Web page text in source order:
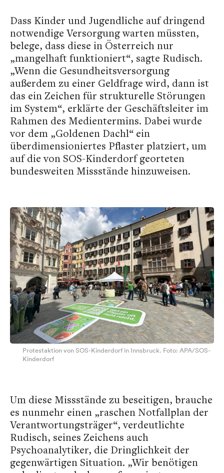
Dass Kinder und Jugendliche auf dringend
notwendige Versorgung warten müssten,
belege, dass diese in Österreich nur
„mangelhaft funktioniert“, sagte Rudisch.
„Wenn die Gesundheitsversorgung
außerdem zu einer Geldfrage wird, dann ist
das ein Zeichen für strukturelle Störungen
im System“, erklärte der Geschäftsleiter im
Rahmen des Medientermins. Dabei wurde
vor dem „Goldenen Dachl“ ein
überdimensioniertes Pflaster platziert, um
auf die von SOS-Kinderdorf georteten
bundesweiten Missstände hinzuweisen.
Protestaktion von SOS-Kinderdorf in Innsbruck. Foto: APA/SOS-
Kinderdorf
Um diese Missstände zu beseitigen, brauche
es nunmehr einen „raschen Notfallplan der
Verantwortungsträger“, verdeutlichte
Rudisch, seines Zeichens auch
Psychoanalytiker, die Dringlichkeit der
gegenwärtigen Situation. „Wir benötigen